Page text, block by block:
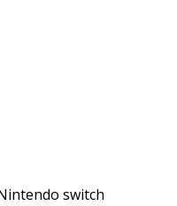
switch